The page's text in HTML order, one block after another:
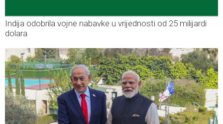
Indija odobrila vojne nabavke u vrijednosti od 25 milijardi
dolara